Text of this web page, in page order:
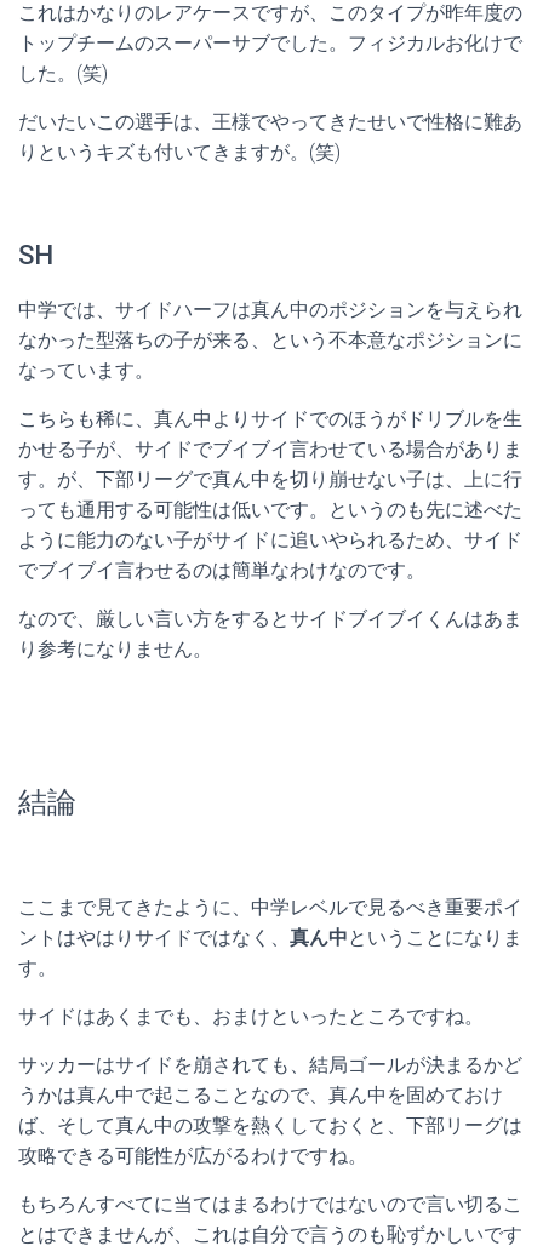
これはかなりのレアケースですが、このタイプが昨年度の
トップチームのスーパーサブでした。フィジカルお化けで
した。(笑)
だいたいこの選手は、王様でやってきたせいで性格に難あ
りというキズも付いてきますが。(笑)
SH
中学では、サイドハーフは真ん中のポジションを与えられ
なかった型落ちの子が来る、という不本意なポジションに
なっています。
こちらも稀に、真ん中よりサイドでのほうがドリブルを生
かせる子が、サイドでブイブイ言わせている場合がありま
す。が、下部リーグで真ん中を切り崩せない子は、上に行
っても通用する可能性は低いです。というのも先に述べた
ように能力のない子がサイドに追いやられるため、サイド
でブイブイ言わせるのは簡単なわけなのです。
なので、厳しい言い方をするとサイドブイブイくんはあま
り参考になりません。
結論
ここまで見てきたように、中学レベルで見るべき重要ポイ
ントはやはりサイドではなく、 真ん中ということになりま
す。
サイドはあくまでも、おまけといったところですね。
サッカーはサイドを崩されても、結局ゴールが決まるかど
うかは真ん中で起こることなので、真ん中を固めておけ
ば、そして真ん中の攻撃を熱くしておくと、下部リーグは
攻略できる可能性が広がるわけですね。
もちろんすべてに当てはまるわけではないので言い切るこ
とはできませんが、これは自分で言うのも恥ずかしいです